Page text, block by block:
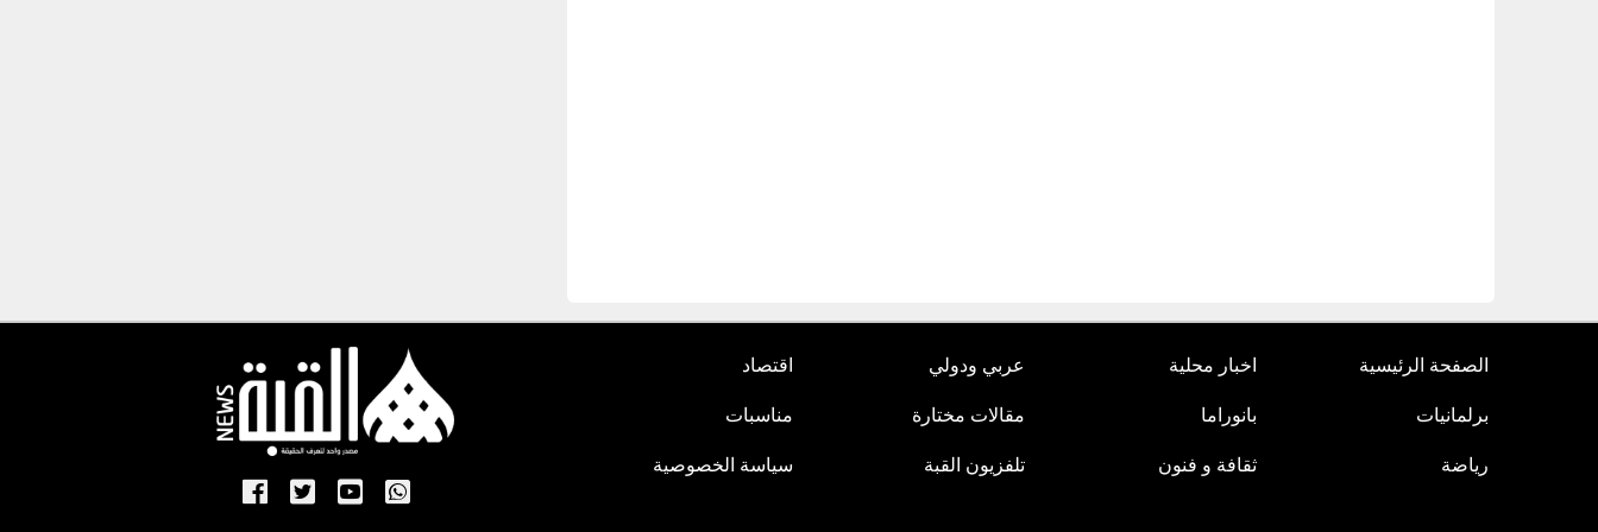
الصفحة الرئيسية اخبار محلية عربي ودولي اقتصاد
برلمانيات بانوراما مقالات مختارة مناسبات
رياضة ثقافة و فنون تلفزيون القبة سياسة الخصوصية